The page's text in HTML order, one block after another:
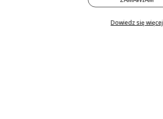
Dowiedz się więcej